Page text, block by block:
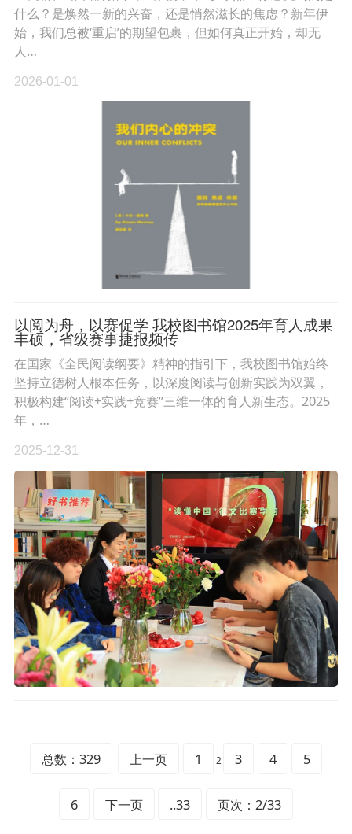
什么？是焕然一新的兴奋，还是悄然滋长的焦虑？新年伊
始，我们总被‘重启’的期望包裹，但如何真正开始，却无
人…
2026-01-01
以阅为舟，以赛促学 我校图书馆2025年育人成果
丰硕，省级赛事捷报频传
在国家《全民阅读纲要》精神的指引下，我校图书馆始终
坚持立德树人根本任务，以深度阅读与创新实践为双翼，
积极构建“阅读+实践+竞赛”三维一体的育人新生态。2025
年，…
2025-12-31
总数：329 上一页 1 2 3 4 5
6 下一页 ..33 页次：2/33